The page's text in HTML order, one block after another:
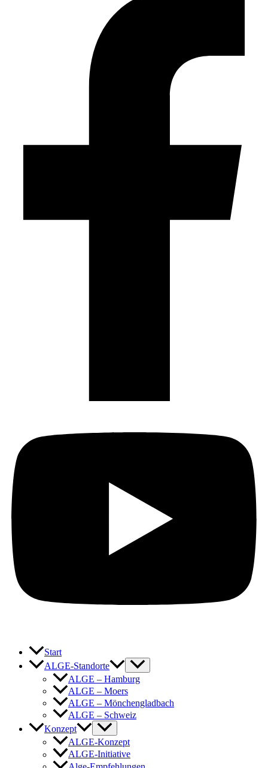
Start
ALGE-Standorte
ALGE – Hamburg
ALGE – Moers
ALGE – Mönchengladbach
ALGE – Schweiz
Konzept
ALGE-Konzept
ALGE-Initiative